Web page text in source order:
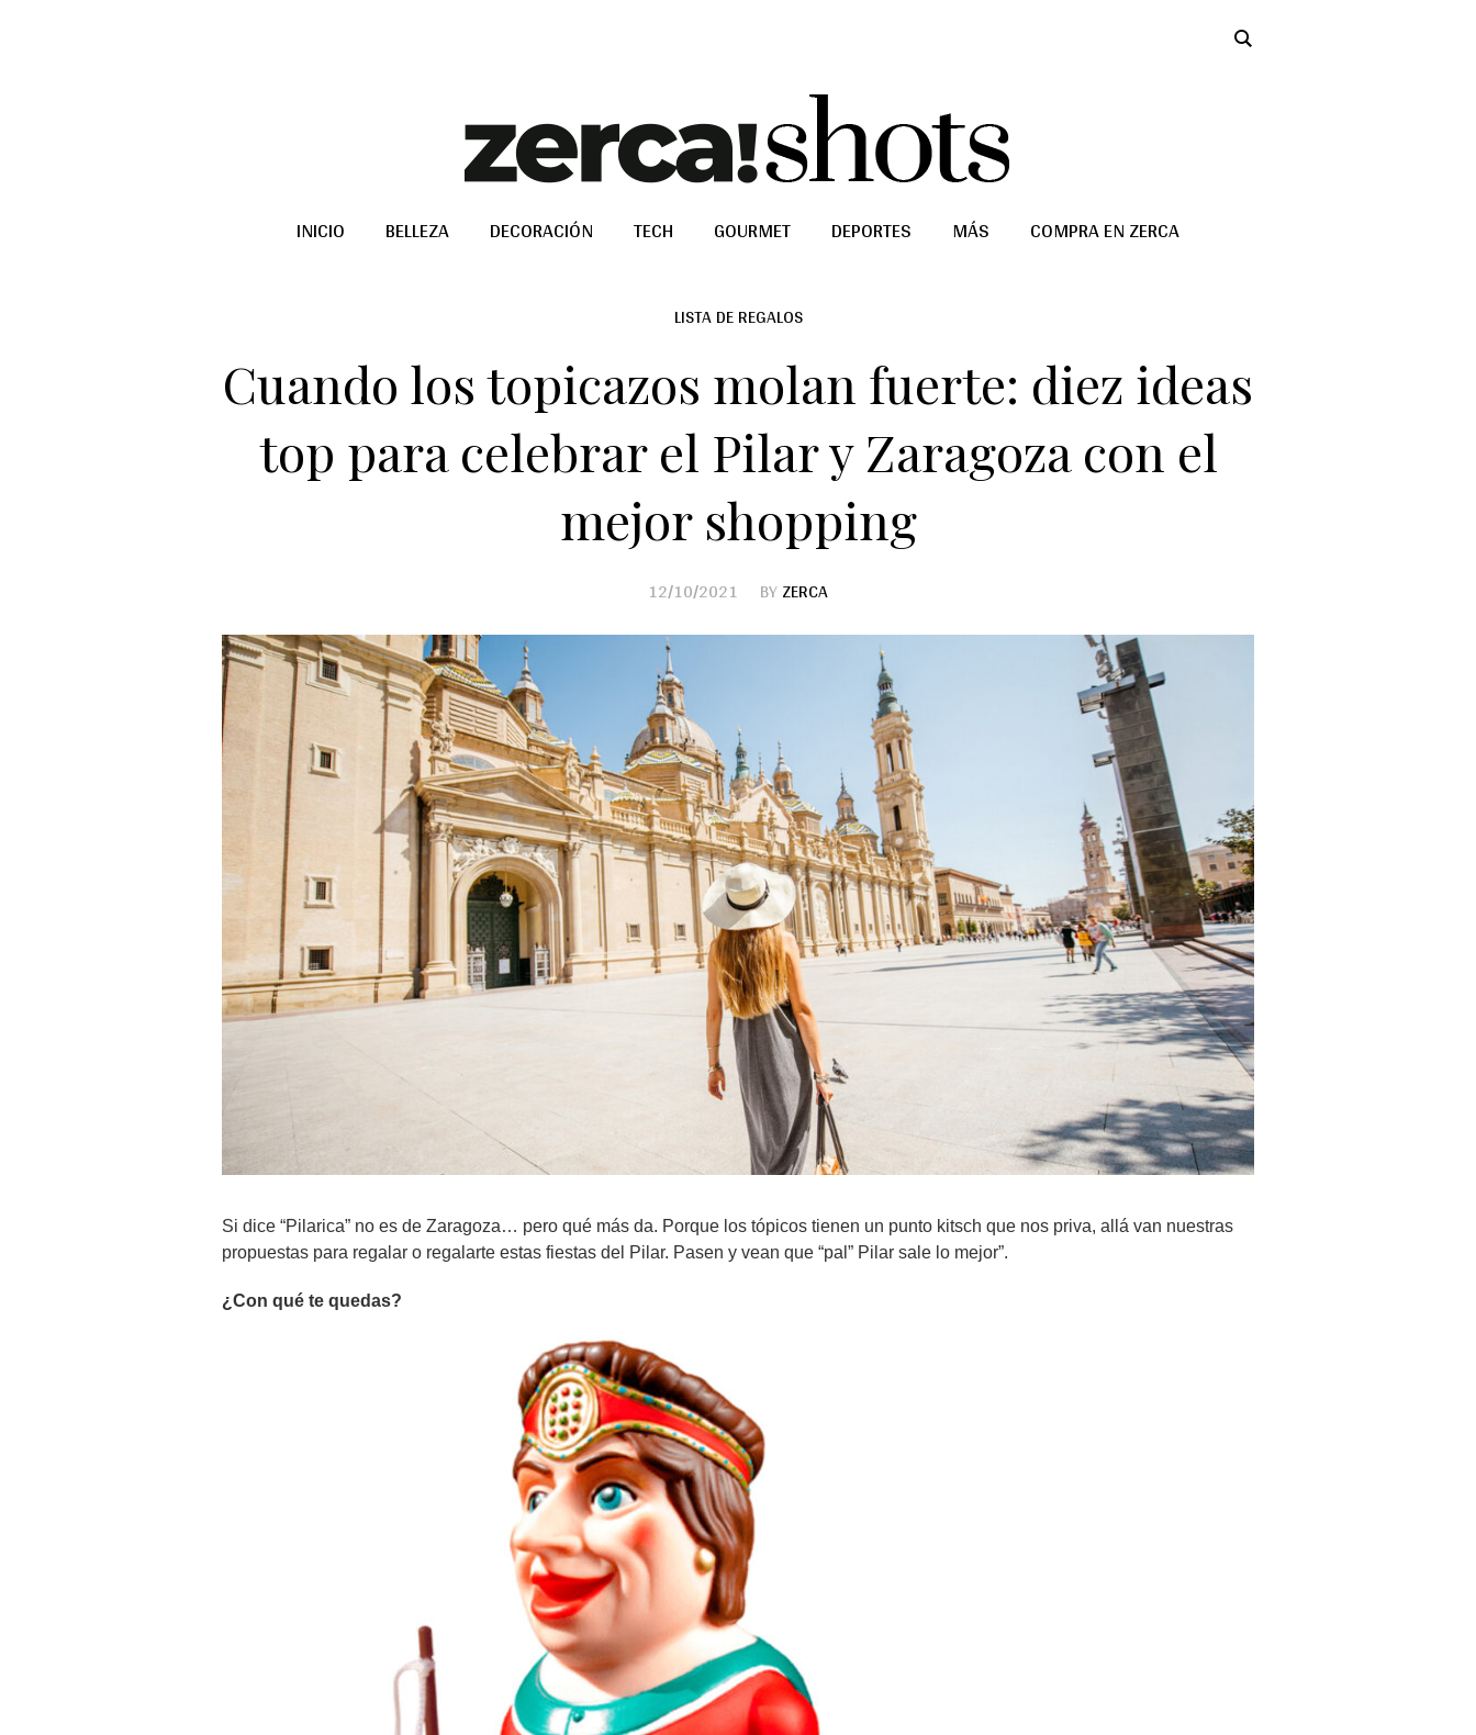
INICIO BELLEZA DECORACIÓN TECH GOURMET DEPORTES MÁS COMPRA EN ZERCA
LISTA DE REGALOS
Cuando los topicazos molan fuerte: diez ideas
top para celebrar el Pilar y Zaragoza con el
mejor shopping
12/10/2021 BYZERCA
Si dice “Pilarica” no es de Zaragoza… pero qué más da. Porque los tópicos tienen un punto kitsch que nos priva, allá van nuestras
propuestas para regalar o regalarte estas fiestas del Pilar. Pasen y vean que “pal” Pilar sale lo mejor”.
¿Con qué te quedas?